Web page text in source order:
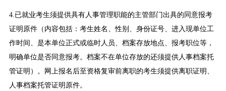
4.已就业考生须提供具有人事管理职能的主管部门出具的同意报考
证明原件（内容包括：考生姓名、性别、身份证号、进入现单位工
作时间、是本单位正式或临时人员、档案存放地点、报考职位等，
明确单位是否同意报考。档案不在单位存放的还须提供人事档案托
管证明）。网上报名后至资格复审前离职的考生须提供离职证明、
人事档案托管证明原件。